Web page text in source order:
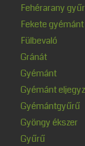
Fehérarany
Fekete gyémánt
Fülbevaló
Gránát
Gyémánt
Gyémánt
Gyémántgyűrű
Gyöngy ékszer
Gyűrű